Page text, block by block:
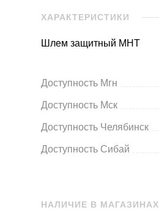
ХАРАКТЕРИСТИКИ
Шлем защитный MHT
Доступность Мгн
Доступность Мск
Доступность Челябинск
Доступность Сибай
НАЛИЧИЕ В МАГАЗИНАХ